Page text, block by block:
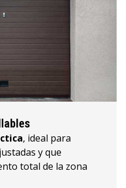
, ideal para
y que
total de la zona